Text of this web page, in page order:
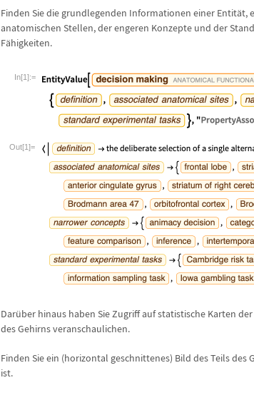
Finden Sie die grundlegenden Informationen einer Entität,
anatomischen Stellen, der engeren Konzepte und der
Fähigkeiten.
In[1]:=
Out[1]=
Darüber hinaus haben Sie Zugriff auf statistische Karten
des Gehirns veranschaulichen.
Finden Sie ein (horizontal geschnittenes) Bild des Teils des
ist.